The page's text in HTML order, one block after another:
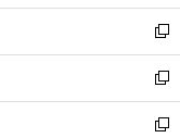
開
く
ウ
で
開
く
ン
ド
ウ
で
開
く
ウ
ィ
ン
ド
ウ
で
し
い
ウ
ィ
ン
ド
新
し
い
ウ
ィ
新
し
い
新